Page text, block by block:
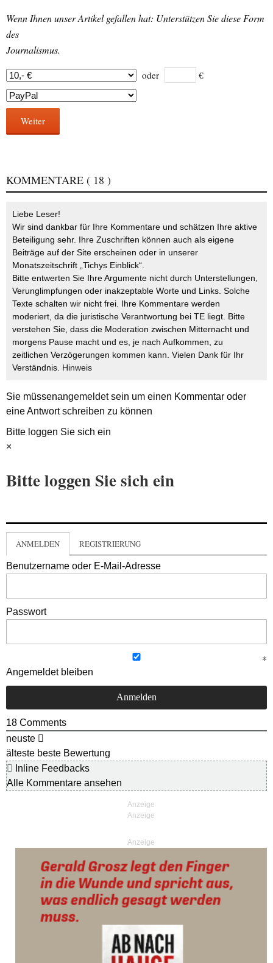
Wenn Ihnen unser Artikel gefallen hat: Unterstützen Sie diese Form
des
Journalismus.
oder €
Weiter
KOMMENTARE ( 18 )
Liebe Leser!
Wir sind dankbar für Ihre Kommentare und schätzen Ihre aktive
Beteiligung sehr. Ihre Zuschriften können auch als eigene
Beiträge auf der Site erscheinen oder in unserer
Monatszeitschrift „Tichys Einblick“.
Bitte entwerten Sie Ihre Argumente nicht durch Unterstellungen,
Verunglimpfungen oder inakzeptable Worte und Links. Solche
Texte schalten wir nicht frei. Ihre Kommentare werden
moderiert, da die juristische Verantwortung bei TE liegt. Bitte
verstehen Sie, dass die Moderation zwischen Mitternacht und
morgens Pause macht und es, je nach Aufkommen, zu
zeitlichen Verzögerungen kommen kann. Vielen Dank für Ihr
Verständnis. Hinweis
Sie müssenangemeldetsein um einen Kommentar oder
eine Antwort schreiben zu können
Bitte loggen Sie sich ein
×
Bitte loggen Sie sich ein
ANMELDEN REGISTRIERUNG
Benutzername oder E-Mail-Adresse
Passwort
Angemeldet bleiben
18 Comments
neuste
älteste beste Bewertung
Inline Feedbacks
Alle Kommentare ansehen
Anzeige